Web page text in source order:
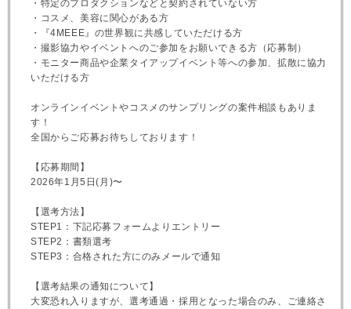
・特定のプロダクションなどと契約されていない方
・コスメ、美容に関心がある方
・『4MEEE』の世界観に共感していただける方
・撮影協力やイベントへのご参加をお願いできる方（応募制）
・モニター商品や企業タイアップイベント等への参加、拡散に協力
いただける方
オンラインイベントやコスメのサンプリングの案件相談もありま
す！
全国からご応募お待ちしております！
【応募期間】
2026年1月5日(月)〜
【選考方法】
STEP1：下記応募フォームよりエントリー
STEP2：書類選考
STEP3：合格された方にのみメールで通知
【選考結果の通知について】
大変恐れ入りますが、選考通過・採用となった場合のみ、ご連絡さ